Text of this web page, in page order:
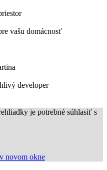
vašu domácnosť
developer
je potrebné súhlasiť s
novom okne